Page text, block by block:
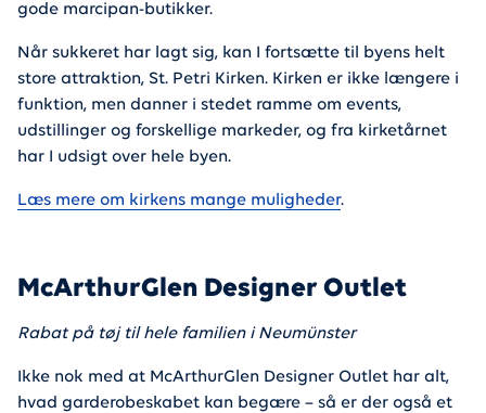
gode marcipan-butikker.
Når sukkeret har lagt sig, kan I fortsætte til byens helt
store attraktion, St. Petri Kirken. Kirken er ikke længere i
funktion, men danner i stedet ramme om events,
udstillinger og forskellige markeder, og fra kirketårnet
har I udsigt over hele byen.
Læs mere om kirkens mange muligheder.
McArthurGlen Designer Outlet
Rabat på tøj til hele familien i Neumünster
Ikke nok med at McArthurGlen Designer Outlet har alt,
hvad garderobeskabet kan begære – så er der også et